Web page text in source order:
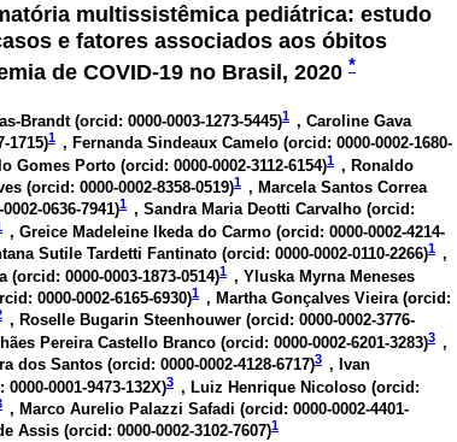
multissistêmica pediátrica: estudo
e fatores associados aos óbitos
de COVID-19 no Brasil, 2020 *
Brandt (orcid: 0000-0003-1273-5445)1 , Caroline Gava
1715)1 , Fernanda Sindeaux Camelo (orcid: 0000-0002-1680-
Gomes Porto (orcid: 0000-0002-3112-6154)1 , Ronaldo
(orcid: 0000-0002-8358-0519)1 , Marcela Santos Correa
0636-7941)1 , Sandra Maria Deotti Carvalho (orcid:
, Greice Madeleine Ikeda do Carmo (orcid: 0000-0002-4214-
Sutile Tardetti Fantinato (orcid: 0000-0002-0110-2266)1 ,
(orcid: 0000-0003-1873-0514)1 , Yluska Myrna Meneses
0000-0002-6165-6930)1 , Martha Gonçalves Vieira (orcid:
, Roselle Bugarin Steenhouwer (orcid: 0000-0002-3776-
Pereira Castello Branco (orcid: 0000-0002-6201-3283)3 ,
dos Santos (orcid: 0000-0002-4128-6717)3 , Ivan
0000-0001-9473-132X)3 , Luiz Henrique Nicoloso (orcid:
, Marco Aurelio Palazzi Safadi (orcid: 0000-0002-4401-
Assis (orcid: 0000-0002-3102-7607)1